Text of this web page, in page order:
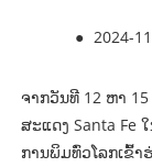
● 2024-
ຈາກວັນທີ 12 ຫາ 15
ສະແດງ Santa Fe
ການພິມທົ່ວໂລກເຂົ້າ